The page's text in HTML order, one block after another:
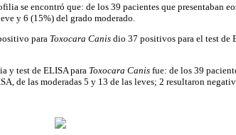
se encontró que: de los 39 pacientes que presentaban
y 6 (15%) del grado moderado.
para Toxocara Canis dio 37 positivos para el test de
y test de ELISA para Toxocara Canis fue: de los 39
de las moderadas 5 y 13 de las leves; 2 resultaron